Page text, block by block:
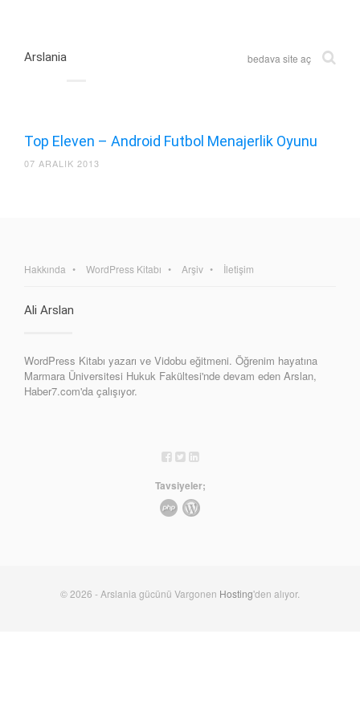
Arslania bedava site aç
Top Eleven – Android Futbol Menajerlik Oyunu
07 ARALIK 2013
Hakkında WordPress Kitabı Arşiv İletişim
Ali Arslan
WordPress Kitabı yazarı ve Vidobu eğitmeni. Öğrenim hayatına
Marmara Üniversitesi Hukuk Fakültesi'nde devam eden Arslan,
Haber7.com'da çalışıyor.
Tavsiyeler;
© 2026 - Arslania gücünü Vargonen Hosting'den alıyor.